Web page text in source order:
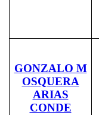
GONZALO M
OSQUERA
ARIAS
CONDE